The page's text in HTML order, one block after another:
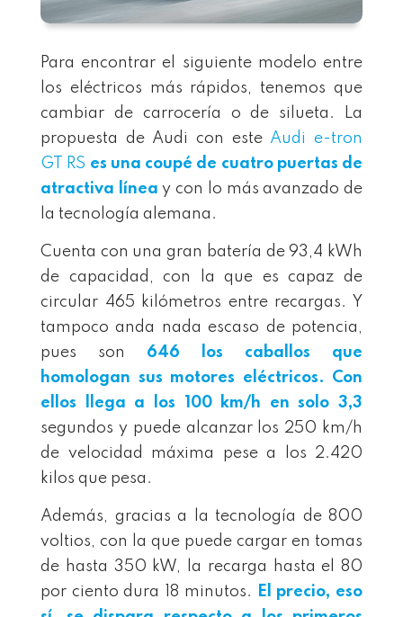
Para encontrar el siguiente modelo entre
los eléctricos más rápidos, tenemos que
cambiar de carrocería o de silueta. La
propuesta de Audi con este Audi e-tron
GT RS es una coupé de cuatro puertas de
atractiva líneay con lo más avanzado de
la tecnología alemana.
Cuenta con una gran batería de 93,4 kWh
de capacidad, con la que es capaz de
circular 465 kilómetros entre recargas. Y
tampoco anda nada escaso de potencia,
pues son 646 los caballos que
homologan sus motores eléctricos. Con
ellos llega a los 100 km/h en solo 3,3
segundos y puede alcanzar los 250 km/h
de velocidad máxima pese a los 2.420
kilos que pesa.
Además, gracias a la tecnología de 800
voltios, con la que puede cargar en tomas
de hasta 350 kW, la recarga hasta el 80
por ciento dura 18 minutos.
El precio, eso